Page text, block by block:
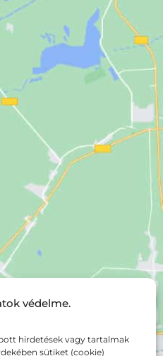
védelme.
hirdetések vagy tartalmak
sütiket (cookie)